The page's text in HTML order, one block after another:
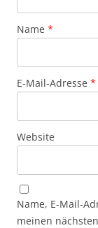
Name *
E-Mail-Adresse *
Website
Name, E-Mail-
meinen